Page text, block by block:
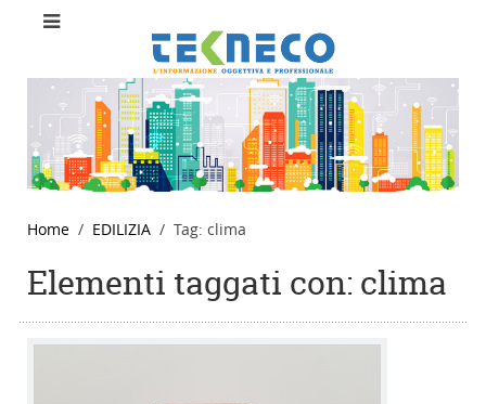
Home EDILIZIA Tag: clima
Elementi taggati con: clima